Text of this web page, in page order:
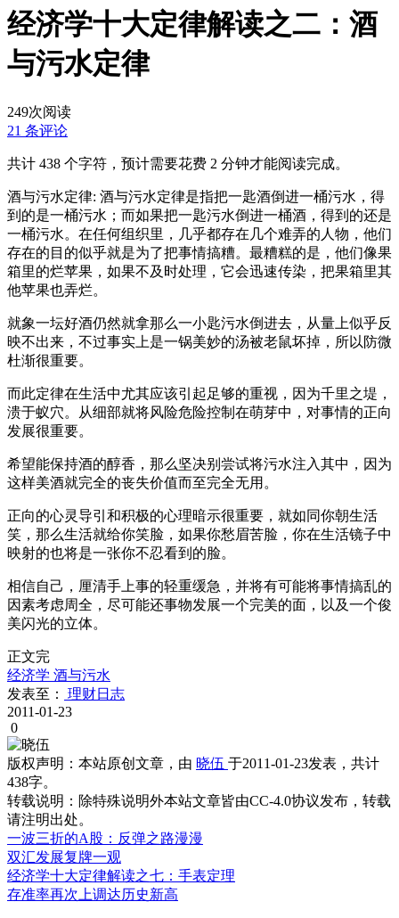
经济学十大定律解读之二：酒
与污水定律
249次阅读
21 条评论
共计 438 个字符，预计需要花费 2 分钟才能阅读完成。
酒与污水定律: 酒与污水定律是指把一匙酒倒进一桶污水，得
到的是一桶污水；而如果把一匙污水倒进一桶酒，得到的还是
一桶污水。在任何组织里，几乎都存在几个难弄的人物，他们
存在的目的似乎就是为了把事情搞糟。最糟糕的是，他们像果
箱里的烂苹果，如果不及时处理，它会迅速传染，把果箱里其
他苹果也弄烂。
就象一坛好酒仍然就拿那么一小匙污水倒进去，从量上似乎反
映不出来，不过事实上是一锅美妙的汤被老鼠坏掉，所以防微
杜渐很重要。
而此定律在生活中尤其应该引起足够的重视，因为千里之堤，
溃于蚁穴。从细部就将风险危险控制在萌芽中，对事情的正向
发展很重要。
希望能保持酒的醇香，那么坚决别尝试将污水注入其中，因为
这样美酒就完全的丧失价值而至完全无用。
正向的心灵导引和积极的心理暗示很重要，就如同你朝生活
笑，那么生活就给你笑脸，如果你愁眉苦脸，你在生活镜子中
映射的也将是一张你不忍看到的脸。
相信自己，厘清手上事的轻重缓急，并将有可能将事情搞乱的
因素考虑周全，尽可能还事物发展一个完美的面，以及一个俊
美闪光的立体。
正文完
经济学 酒与污水
发表至：
理财日志
2011-01-23
0
版权声明： 本站原创文章，由 晓伍 于2011-01-23发表，共计
438字。
转载说明： 除特殊说明外本站文章皆由CC-4.0协议发布，转载
请注明出处。
一波三折的A股：反弹之路漫漫
双汇发展复牌一观
经济学十大定律解读之七：手表定理
存准率再次上调达历史新高